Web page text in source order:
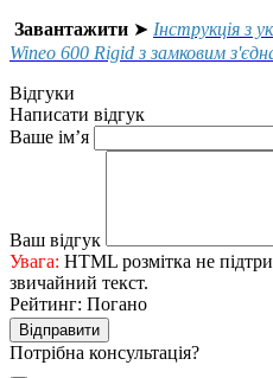
Завантажити ➤ Інструкція з
Wineo 600 Rigid з замковим
Відгуки
Написати відгук
Ваше ім’я
Ваш відгук
Увага: HTML розмітка не
звичайний текст.
Рейтинг: Погано
Відправити
Потрібна консультація?